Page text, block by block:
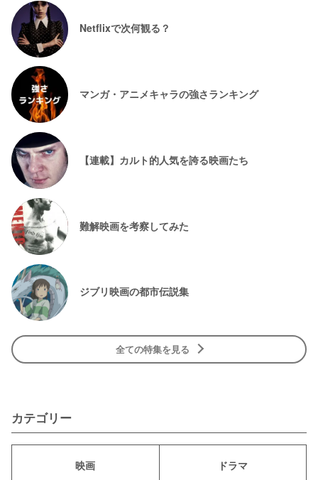
Netflixで次何観る？
マンガ・アニメキャラの強さランキング
【連載】カルト的人気を誇る映画たち
難解映画を考察してみた
ジブリ映画の都市伝説集
全ての特集を見る
カテゴリー
映画 ドラマ